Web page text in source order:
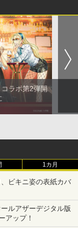
ラボ第2弾開
1カ月
ビキニ姿の表紙カバ
定
ルアザーデジタル版
アップ！